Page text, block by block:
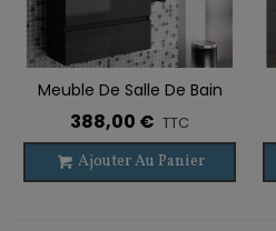
Meuble De Salle De Bain
Suspendu BOX 2 Tiroirs
Faible Profondeur
388,00 € TTC
Ajouter Au Panier